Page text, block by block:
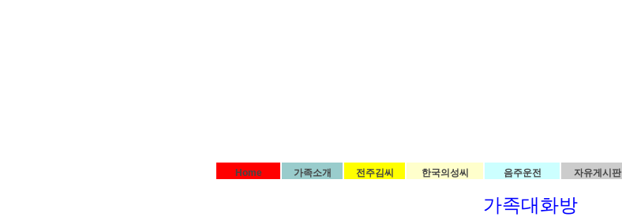
Home 가족소개 전주김씨 한국의성씨 음주운전 자유게시판
가족대화방